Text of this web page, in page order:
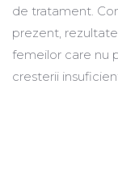
de tratament.
prezent,
femeilor care nu
cresterii